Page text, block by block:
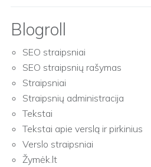
Blogroll
SEO straipsniai
SEO straipsnių rašymas
Straipsniai
Straipsnių administracija
Tekstai
Tekstai apie verslą ir pirkinius
Verslo straipsniai
Žymėk.lt